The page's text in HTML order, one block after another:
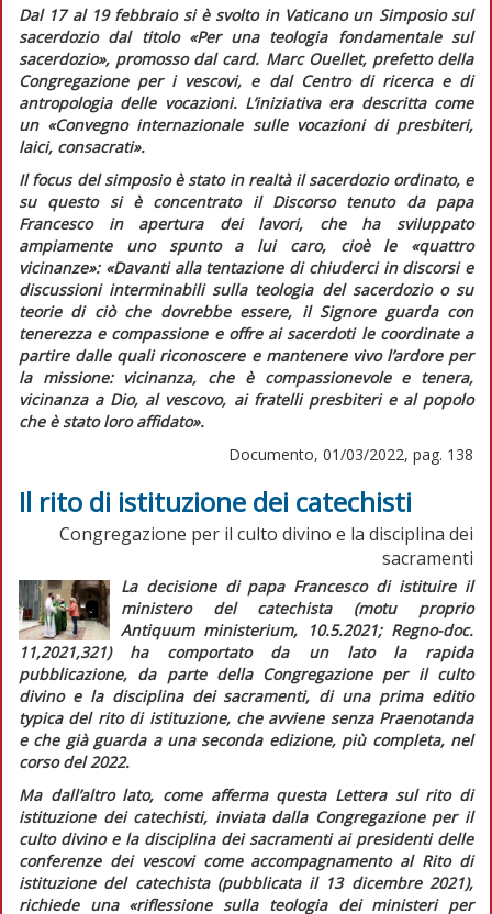
Dal 17 al 19 febbraio si è svolto in Vaticano un Simposio sul
sacerdozio dal titolo «Per una teologia fondamentale sul
sacerdozio», promosso dal card. Marc Ouellet, prefetto della
Congregazione per i vescovi, e dal Centro di ricerca e di
antropologia delle vocazioni.L’iniziativa era descritta come
un «Convegno internazionale sulle vocazioni di presbiteri,
laici, consacrati».
Il focus del simposio è stato in realtà il sacerdozio ordinato, e
su questo si è concentrato il Discorsotenuto da papa
Francesco in apertura dei lavori, che ha sviluppato
ampiamente uno spunto a lui caro, cioè le «quattro
vicinanze»: «Davanti alla tentazione di chiuderci in discorsi e
discussioni interminabili sulla teologia del sacerdozio o su
teorie di ciò che dovrebbe essere, il Signore guarda con
tenerezza e compassione e offre ai sacerdoti le coordinate a
partire dalle quali riconoscere e mantenere vivo l’ardore per
la missione: vicinanza, che è compassionevole e tenera,
vicinanza a Dio, al vescovo, ai fratelli presbiteri e al popolo
che è stato loro affidato».
Documento, 01/03/2022, pag. 138
Il rito di istituzione dei catechisti
Congregazione per il culto divino e la disciplina dei
sacramenti
La decisione di papa Francesco di istituire il
ministero del catechista (motu proprio
Antiquum ministerium, 10.5.2021; Regno-doc.
11,2021,321) ha comportato da un lato la rapida
pubblicazione, da parte della Congregazione per il culto
divino e la disciplina dei sacramenti, di una prima editio
typicadel rito di istituzione, che avviene senza Praenotanda
e che già guarda a una seconda edizione, più completa, nel
corso del 2022.
Ma dall’altro lato, come afferma questa Lettera sul rito di
istituzione dei catechisti, inviata dalla Congregazione per il
culto divino e la disciplina dei sacramenti ai presidenti delle
conferenze dei vescovi come accompagnamento al Rito di
istituzione del catechista(pubblicata il 13 dicembre 2021),
richiede una «riflessione sulla teologia dei ministeri per